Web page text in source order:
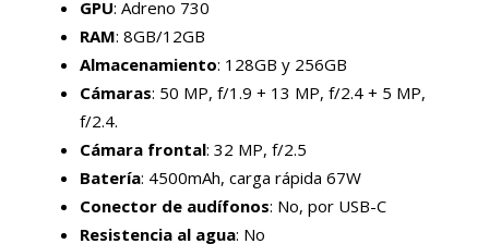
GPU: Adreno 730
RAM: 8GB/12GB
Almacenamiento: 128GB y 256GB
Cámaras: 50 MP, f/1.9 + 13 MP, f/2.4 + 5 MP,
f/2.4.
Cámara frontal: 32 MP, f/2.5
Batería: 4500mAh, carga rápida 67W
Conector de audífonos: No, por USB-C
Resistencia al agua: No